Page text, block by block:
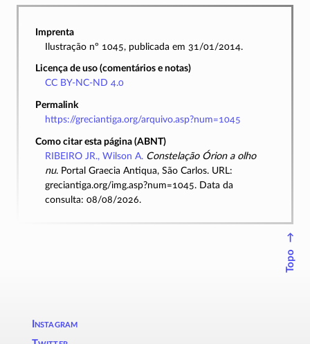
Imprenta
Ilustração nº 1045, publicada em 31/01/2014.
Licença de uso (comentários e notas)
CC BY-NC-ND 4.0
Permalink
https://greciantiga.org/arquivo.asp?num=1045
Como citar esta página (ABNT)
RIBEIRO JR., Wilson A. Constelação Órion a olho
nu. Portal Graecia Antiqua, São Carlos. URL:
greciantiga.org/img.asp?num=1045. Data da
consulta: 08/08/2026.
↑
Topo
Instagram